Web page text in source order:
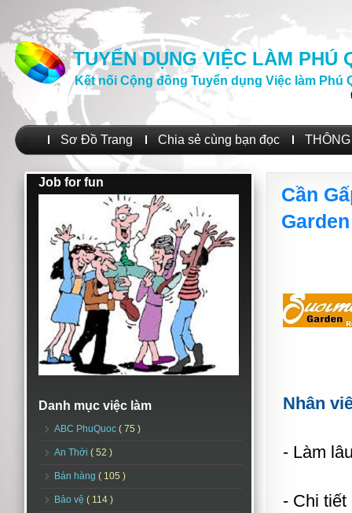
TUYỂN DỤNG VIỆC LÀM PHÚ
Kết nối Cộng đồng Tuyển dụng Việc làm Phú
Sơ Đồ Trang Chia sẻ cùng bạn đọc
Job for fun
Danh mục việc làm
ABC PhuQuoc ( 75 )
An Thới ( 52 )
Bán hàng ( 105 )
Bảo vệ ( 114 )
Cần
Nhân
- Làm
- Chi